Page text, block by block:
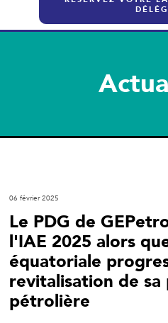
06 février 2025
Le PDG de
l'IAE 2025 alors
équatoriale
revitalisation de
pétrolière